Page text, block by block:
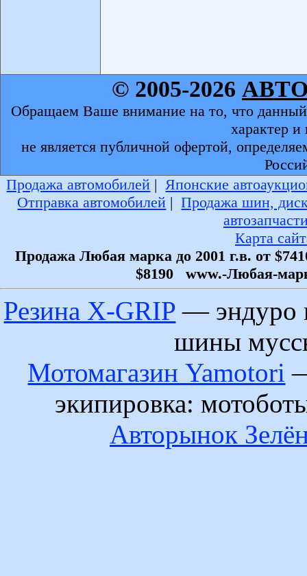
© 2005-2026
Обращаем Ваше внимание на то, что
характер
не является публичной офертой,
Продажа автомобилей |Японские
Отправка автомобилей |Продажа шин,
Карта
Продажа Любая марка до 2001 г.в. от
$8190
www.-Любая-
Резина X-GRIP — эндуро
шины
Мотомагазин Yamotori
экипировка:
Авторынок